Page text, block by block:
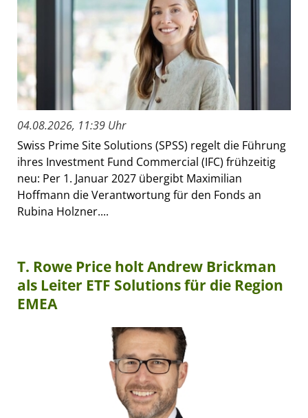
04.08.2026, 11:39 Uhr
Swiss Prime Site Solutions (SPSS) regelt die Führung
ihres Investment Fund Commercial (IFC) frühzeitig
neu: Per 1. Januar 2027 übergibt Maximilian
Hoffmann die Verantwortung für den Fonds an
Rubina Holzner....
T. Rowe Price holt Andrew Brickman
als Leiter ETF Solutions für die Region
EMEA